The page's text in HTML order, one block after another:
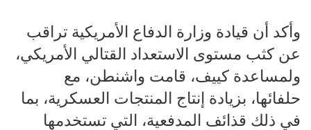
وأكد أن قيادة وزارة الدفاع الأمريكية تراقب
عن كثب مستوى الاستعداد القتالي الأمريكي،
ولمساعدة كييف، قامت واشنطن، مع
حلفائها، بزيادة إنتاج المنتجات العسكرية، بما
في ذلك قذائف المدفعية، التي تستخدمها